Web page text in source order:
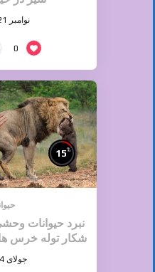
نوامبر 21, 2023
0
15%
نبرد حیوانات
شکار توله خرس
جولای 4, 2023